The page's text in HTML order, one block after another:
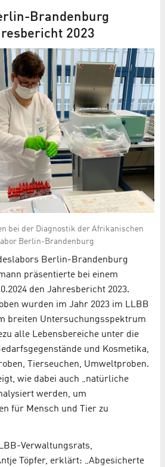
Brandenburg
2023
bei der Diagnostik der Afrikanischen
Berlin-Brandenburg
Berlin-Brandenburg
präsentierte bei einem
den Jahresbericht 2023.
wurden im Jahr 2023 im LLBB
breiten Untersuchungsspektrum
alle Lebensbereiche unter die
und Kosmetika,
Tierseuchen, Umweltproben.
wie dabei auch „natürliche
werden, um
für Mensch und Tier zu
Verwaltungsrats,
Töpfer, erklärt: „Abgesicherte